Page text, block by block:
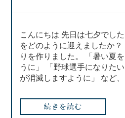
こんにちは 先日は七夕でし
をどのように迎えましたか
りを作りました。 「暑い夏
うに」 「野球選手になりた
が消滅しますように」 など
続きを読む